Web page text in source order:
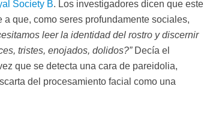
Society B. Los investigadores dicen que este
que, como seres profundamente sociales,
leer la identidad del rostro y discernir
tristes, enojados, dolidos?”Decía el
que se detecta una cara de pareidolia,
del procesamiento facial como una